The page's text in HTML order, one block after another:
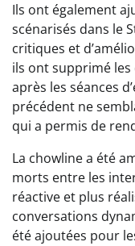
Ils ont également
scénarisés dans le
critiques et
ils ont supprimé les
après les séances
précédent ne
qui a permis de
La chowline a été
morts entre les
réactive et plus
conversations
été ajoutées pour